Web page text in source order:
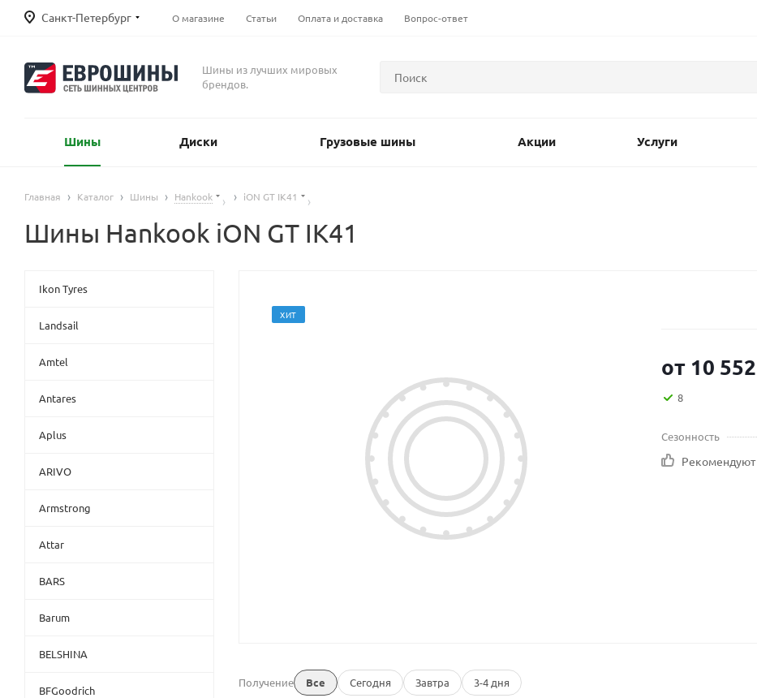
Санкт-Петербург О магазине Статьи Оплата и доставка Вопрос-ответ
Шины из лучших мировых
брендов.
Шины Диски Грузовые шины Акции Услуги
Главная Каталог Шины Hankook iON GT IK41
Шины Hankook iON GT IK41
ХИТ
от 10 552
8
Сезонность
Рекомендуют
Получение Все Сегодня Завтра 3-4 дня
Ikon Tyres
Landsail
Amtel
Antares
Aplus
ARIVO
Armstrong
Attar
BARS
Barum
BELSHINA
BFGoodrich